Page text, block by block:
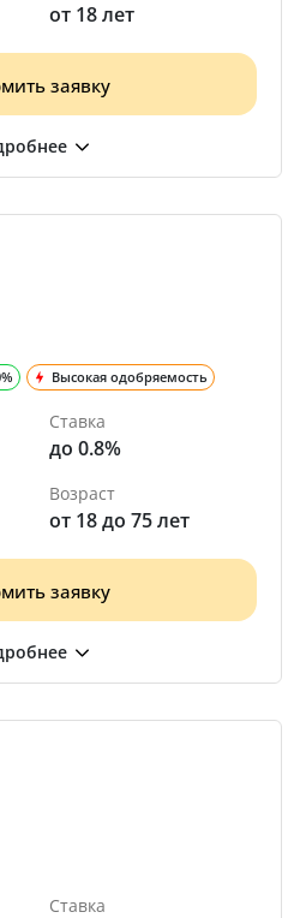
от 18 лет
заявку
Высокая одобряемость
Ставка
до 0.8%
Возраст
от 18 до 75 лет
заявку
Ставка